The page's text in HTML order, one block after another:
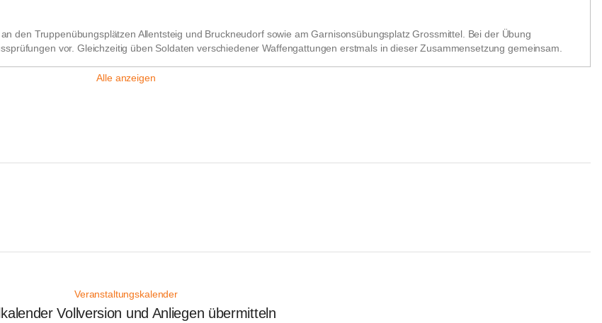
den Truppenübungsplätzen Allentsteig und Bruckneudorf sowie am Garnisonsübungsplatz Grossmittel. Bei der Übung
vor. Gleichzeitig üben Soldaten verschiedener Waffengattungen erstmals in dieser Zusammensetzung gemeinsam.
Alle anzeigen
Veranstaltungskalender
Vollversion und Anliegen übermitteln